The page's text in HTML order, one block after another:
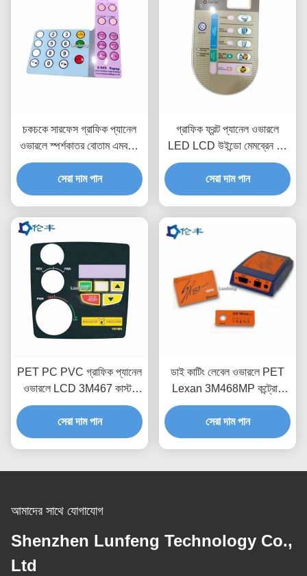
চকচকে সারফেস গ্রাফিক প্যানেল
ওভারলে স্পর্শকাতর বোতাম এমবসড
কী কাস্টম কন্ট্রোল প্যানেল
সেরা দাম পান
গ্রাফিক ফ্রন্ট প্যানেল ওভারলে
LED LCD উইন্ডো মেমব্রেন পুশ
বোতাম সুইচ
সেরা দাম পান
PET PC PVC গ্রাফিক প্যানেল
ওভারলে LCD 3M467 কাস্টম
ইন্ডাস্ট্রিয়াল কন্ট্রোল প্যানেল
সেরা দাম পান
ডাই কাটিং লেবেল ওভারলে PET
Lexan 3M468MP কন্ট্রোল
প্যানেল ওভারলে প্রিন্টিং
সেরা দাম পান
আমাদের সাথে যোগাযোগ
Shenzhen Lunfeng Technology Co.,
Ltd